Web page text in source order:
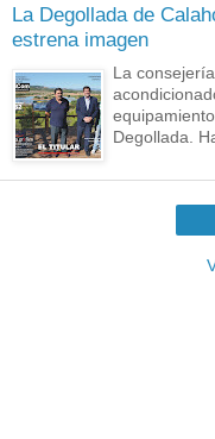
La Degollada de
estrena imagen
La
Degollada.